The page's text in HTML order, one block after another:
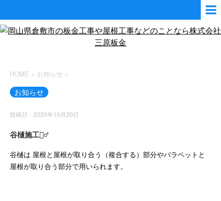
HOME > お知らせ >
お知らせ
投稿日：2020年10月20日
谷樋施工👷‍♂️
谷樋は 屋根と屋根が取り合う（複合する）部分やパラペットと
屋根が取り合う部分で用いられます。